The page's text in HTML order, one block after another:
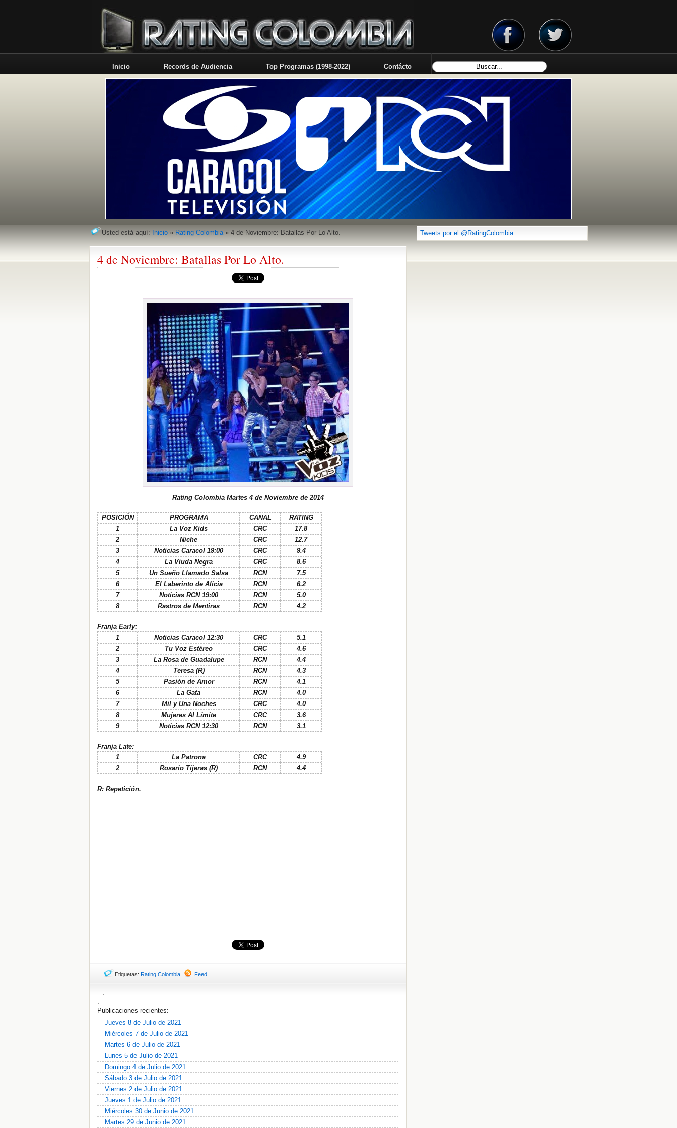
Inicio Records de Audiencia Top Programas (1998-2022) Contácto
Usted está aquí: Inicio » Rating Colombia» 4 de Noviembre: Batallas Por Lo Alto.
4 de Noviembre: Batallas Por Lo Alto.
Rating Colombia Martes 4 de Noviembre de 2014
POSICIÓN PROGRAMA CANAL
RATING
1
La Voz Kids CRC
17.8
2
Niche CRC
12.7
3
Noticias Caracol 19:00 CRC
9.4
4
La Viuda Negra CRC
8.6
5
Un Sueño Llamado Salsa RCN
7.5
6
El Laberinto de Alicia RCN
6.2
7
Noticias RCN 19:00 RCN
5.0
8
Rastros de Mentiras RCN 4.2
Franja Early:
1
Noticias Caracol 12:30 CRC
5.1
2
Tu Voz Estéreo CRC
4.6
3
La Rosa de Guadalupe RCN
4.4
4
Teresa (R) RCN
4.3
5
Pasión de Amor RCN
4.1
6
La Gata RCN
4.0
7
Mil y Una Noches CRC
4.0
8
Mujeres Al Límite CRC
3.6
9
Noticias RCN 12:30 RCN 3.1
Franja Late:
1
La Patrona CRC
4.9
2
Rosario Tijeras (R) RCN 4.4
R: Repetición.
Etiquetas: Rating Colombia Feed
.
.
Publicaciones recientes:
Jueves 8 de Julio de 2021
Miércoles 7 de Julio de 2021
Martes 6 de Julio de 2021
Lunes 5 de Julio de 2021
Domingo 4 de Julio de 2021
Sábado 3 de Julio de 2021
Viernes 2 de Julio de 2021
Jueves 1 de Julio de 2021
Miércoles 30 de Junio de 2021
Martes 29 de Junio de 2021
Tweets por el @RatingColombia.